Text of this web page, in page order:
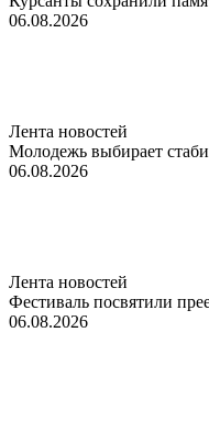
06.08.2026
Лента новостей
Молодежь выбирает
06.08.2026
Лента новостей
Фестиваль посвятили
06.08.2026